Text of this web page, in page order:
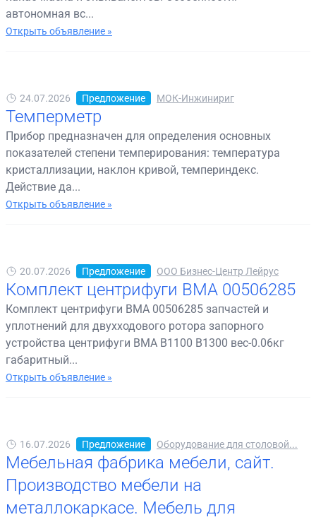
автономная вс...
Открыть объявление »
24.07.2026 Предложение МОК-Инжинириг
Темперметр
Прибор предназначен для определения основных
показателей степени темперирования: температура
кристаллизации, наклон кривой, темпериндекс.
Действие да...
Открыть объявление »
20.07.2026 Предложение ООО Бизнес-Центр Лейрус
Комплект центрифуги BMA 00506285
Комплект центрифуги BMA 00506285 запчастей и
уплотнений для двухходового ротора запорного
устройства центрифуги BMA B1100 B1300 вес-0.06кг
габаритный...
Открыть объявление »
16.07.2026 Предложение Оборудование для столовой...
Мебельная фабрика мебели, сайт.
Производство мебели на
металлокаркасе. Мебель для